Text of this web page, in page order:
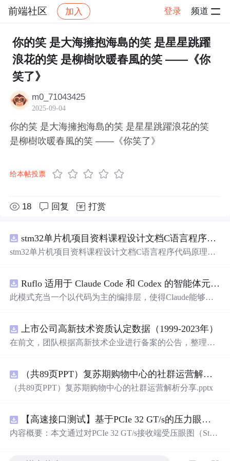
前端社区 加入 登录 频道
社区 前端社区 感慨 帖子详情
你的笑 是大海擁抱海島的笑 是星星跳躍
浪花的笑 是柳樹吹暖春風的笑 ――《你
笑了》
m0_71043425
2025-09-04
你的笑 是大海擁抱海島的笑 是星星跳躍浪花的笑
是柳樹吹暖春風的笑 ――《你笑了》
给本帖投票
18 回复 打赏
stm32单片机项目资料课程设计文档C语言程序代码原理图电路PCB实例用单片机制作多路输入电压表
stm32单片机项目资料课程设计文档C语言程序代码原理图
Ruflo 适用于 Claude Code 和 Codex 的智能体元框架
此模式充当一个以代码为主的编排层，使得Claude能够自
上市公司高新技术资质认定数据（1999-2023年）
在前文，团队根据高新技术企业进行备案的公告，整理了
配，整理上市公司-高新技术资质认定数据，包含认定次
数、初次公告等 一、数据介绍 数据名称：上市公司-高新
办公室 数据说明：包含认定次数、初次公告等 相关数据：
高新技术企业数据库 二、数据指标 年份 股票代码 股票简
称 中文全称 行业名称 行业代码 省份 城市 区县 省份代码
（共89页PPT）复苏期购物中心的社群运营解析分享.pptx
（共89页PPT）复苏期购物中心的社群运营解析分享.pptx
【高速接口测试】基于PCIe 32 GT/s的压力眼图数据驱动分析：多应力参数对眼高眼宽影响的量化研究
内容概要：本文通过对PCIe 32 GT/s接收端受压眼图（Stres